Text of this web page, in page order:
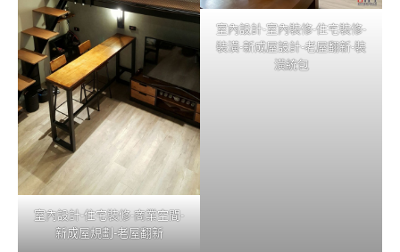
室內設計-住宅裝修-商業空間-
新成屋規劃-老屋翻新
室內設計-室內裝修-住宅裝修-
裝潢-新成屋設計-老屋翻新-裝
潢統包